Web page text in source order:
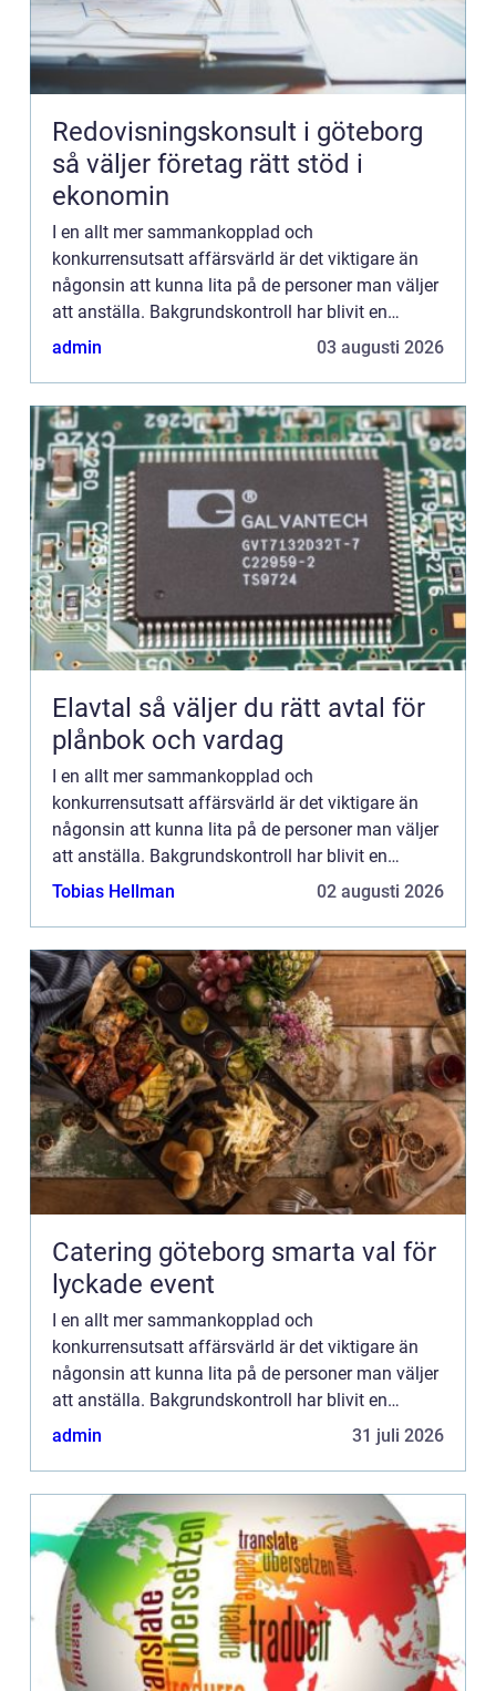
Redovisningskonsult i göteborg
så väljer företag rätt stöd i
ekonomin
I en allt mer sammankopplad och
konkurrensutsatt affärsvärld är det viktigare än
någonsin att kunna lita på de personer man väljer
att anställa. Bakgrundskontroll har blivit en
grundläggande del i rekryteringsprocessen för
admin 03 augusti 2026
Elavtal så väljer du rätt avtal för
plånbok och vardag
I en allt mer sammankopplad och
konkurrensutsatt affärsvärld är det viktigare än
någonsin att kunna lita på de personer man väljer
att anställa. Bakgrundskontroll har blivit en
grundläggande del i rekryteringsprocessen för
Tobias Hellman 02 augusti 2026
Catering göteborg smarta val för
lyckade event
I en allt mer sammankopplad och
konkurrensutsatt affärsvärld är det viktigare än
någonsin att kunna lita på de personer man väljer
att anställa. Bakgrundskontroll har blivit en
grundläggande del i rekryteringsprocessen för
admin 31 juli 2026